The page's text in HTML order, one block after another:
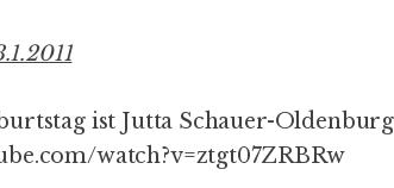
ist Jutta Schauer-Oldenburg
watch?v=ztgt07ZRBRw